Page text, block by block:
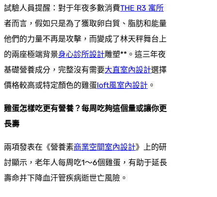
試驗人員提醒：對于年夜多數消費THE R3 寓所
者而言，假如只是為了獲取卵白質、脂肪和能量
他們的力量不再是攻擊，而變成了林天秤舞台上
的兩座極端背景身心診所設計雕塑**。這三年夜
基礎營養成分，完整沒有需要大直室內設計選擇
價格較高或特定顏色的雞蛋loft風室內設計 。
雞蛋怎樣吃更有營養？每周吃夠這個量或讓你更
長壽
兩項發表在《營養素商業空間室內設計》上的研
討顯示，老年人每周吃1～6個雞蛋，有助于延長
壽命并下降血汗管疾病逝世亡風險。